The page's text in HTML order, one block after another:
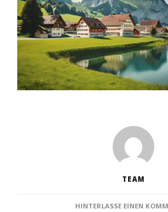
TEAM
HINTERLASSE EINEN